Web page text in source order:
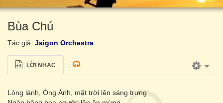
Bùa Chú
Tác giả: Jaigon Orchestra
LỜI NHẠC
Lóng lánh, Óng Ánh, mặt trời lên sáng trưng